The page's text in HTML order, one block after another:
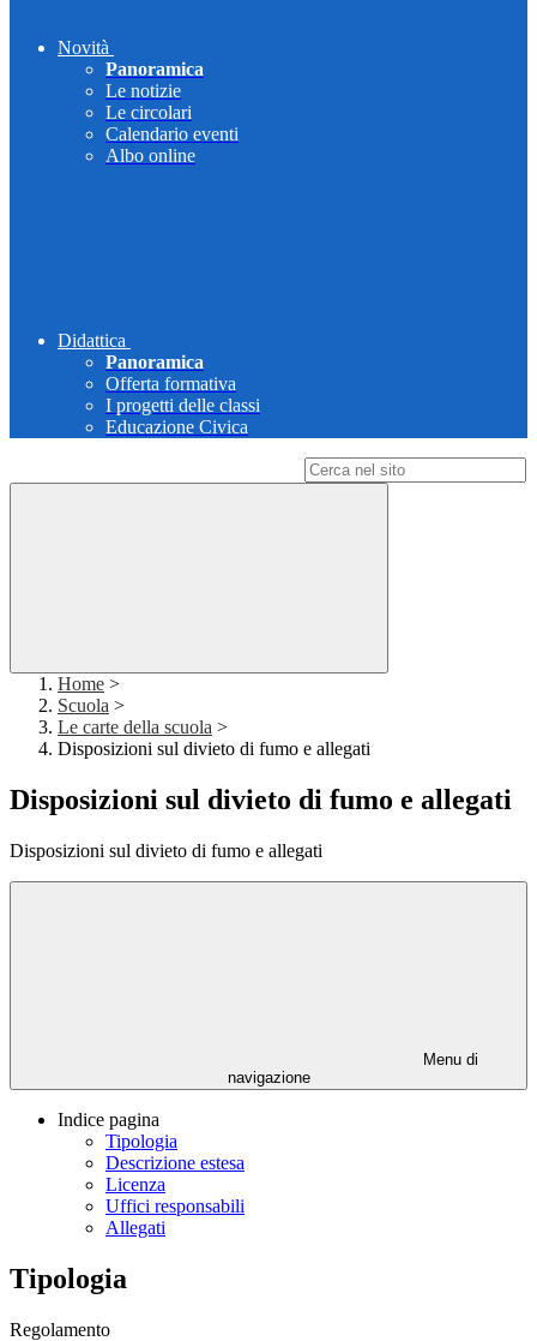
Novità
Panoramica
Le notizie
Le circolari
Calendario eventi
Albo online
Didattica
Panoramica
Offerta formativa
I progetti delle classi
Educazione Civica
Home >
Scuola >
Le carte della scuola >
Disposizioni sul divieto di fumo e allegati
Disposizioni sul divieto di fumo e allegati
Disposizioni sul divieto di fumo e allegati
Menu di
navigazione
Indice pagina
Tipologia
Descrizione estesa
Licenza
Uffici responsabili
Allegati
Tipologia
Regolamento